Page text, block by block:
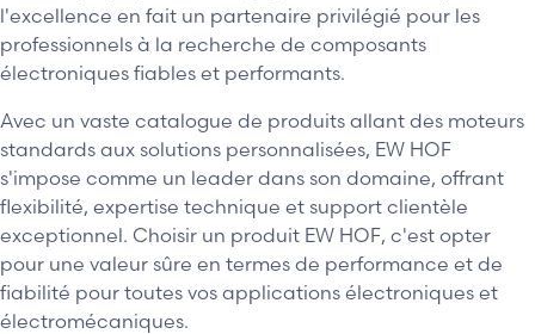
l'excellence en fait un partenaire privilégié pour les
professionnels à la recherche de composants
électroniques fiables et performants.
Avec un vaste catalogue de produits allant des moteurs
standards aux solutions personnalisées, EW HOF
s'impose comme un leader dans son domaine, offrant
flexibilité, expertise technique et support clientèle
exceptionnel. Choisir un produit EW HOF, c'est opter
pour une valeur sûre en termes de performance et de
fiabilité pour toutes vos applications électroniques et
électromécaniques.